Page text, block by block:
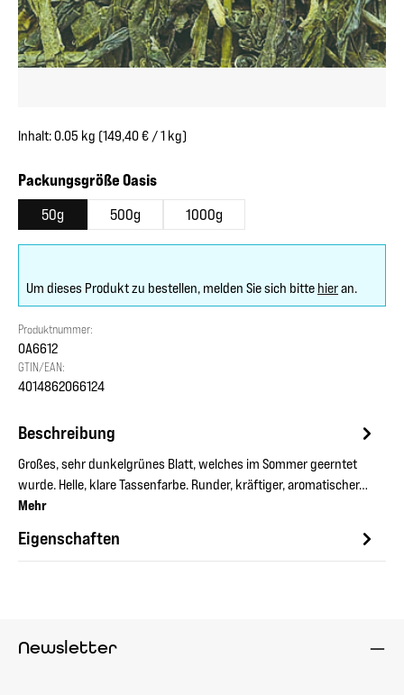
Inhalt:0.05 kg (149,40 € / 1 kg)
Packungsgröße Oasisauswählen
50g 500g 1000g
Um dieses Produkt zu bestellen, melden Sie sich bitte hieran.
Produktnummer:
OA6612
GTIN/EAN:
4014862066124
Beschreibung
Großes, sehr dunkelgrünes Blatt, welches im Sommer geerntet
wurde. Helle, klare Tassenfarbe. Runder, kräftiger, aromatischer…
Mehr
Eigenschaften
Newsletter